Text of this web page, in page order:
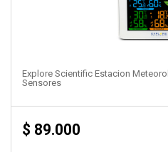
Explore Scientific Estacion
Sensores
$ 89.000